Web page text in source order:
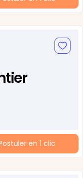
en 1 clic